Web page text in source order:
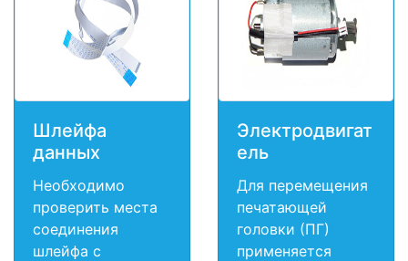
Шлейфа
данных
Необходимо
проверить места
соединения
шлейфа с
Электродвигат
ель
Для перемещения
печатающей
головки (ПГ)
применяется